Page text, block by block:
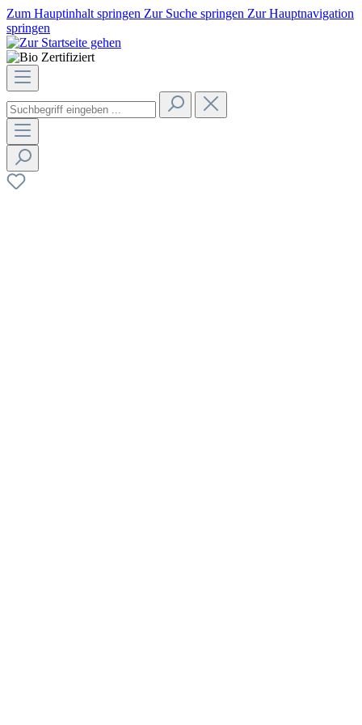
Zum Hauptinhalt springen Zur Suche springen Zur Hauptnavigation
springen